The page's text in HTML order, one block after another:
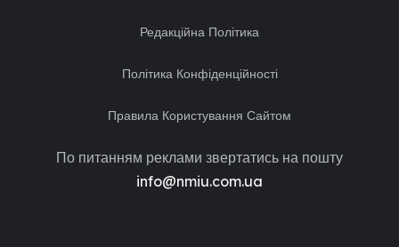
Редакційна Політика
Політика Конфіденційності
Правила Користування Сайтом
По питанням реклами звертатись на пошту
info@nmiu.com.ua